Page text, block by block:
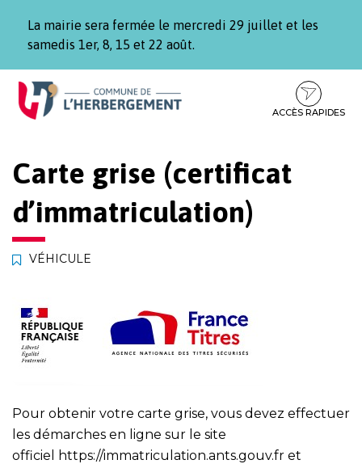
La mairie sera fermée le mercredi 29 juillet et les
samedis 1er, 8, 15 et 22 août.
Aller
Aller
contenu
Aller
pied
ACCÈS RAPIDES
Carte grise (certificat
d’immatriculation)
VÉHICULE
Pour obtenir votre carte grise, vous devez effectuer
les démarches en ligne sur le site
officiel
https://immatriculation.ants.gouv.fr et